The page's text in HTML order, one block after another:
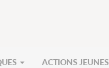
ACTIONS JEUNES